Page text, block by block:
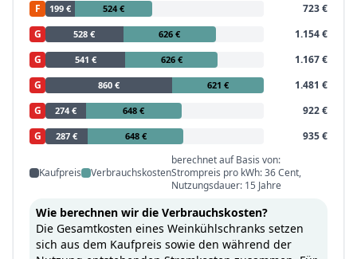
F
199 € 524 €
723 €
G
528 € 626 €
1.154 €
G
541 € 626 €
1.167 €
G
860 € 621 €
1.481 €
G
274 € 648 €
922 €
G
287 € 648 € 935 €
Kaufpreis Verbrauchskosten
berechnet auf Basis von:
Strompreis pro kWh: 36 Cent,
Nutzungsdauer: 15 Jahre
Wie berechnen wir die Verbrauchskosten?
Die Gesamtkosten eines Weinkühlschranks setzen
sich aus dem Kaufpreis sowie den während der